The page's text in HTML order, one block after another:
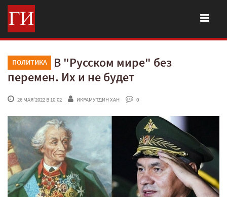
ПОЛИТИКА
В "Русском мире" без
перемен. Их и не будет
26 МАЯ'2022 В 10:02 ИКРАМУТДИН ХАН 0